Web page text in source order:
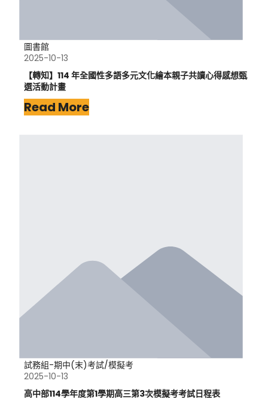
圖書館
2025-10-13
【轉知】114 年全國性多語多元文化繪本親子共讀心得感想甄
選活動計畫
Read More
試務組-期中(末)考試/模擬考
2025-10-13
高中部114學年度第1學期高三第3次模擬考考試日程表